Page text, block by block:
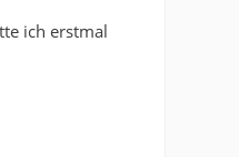
ich erstmal